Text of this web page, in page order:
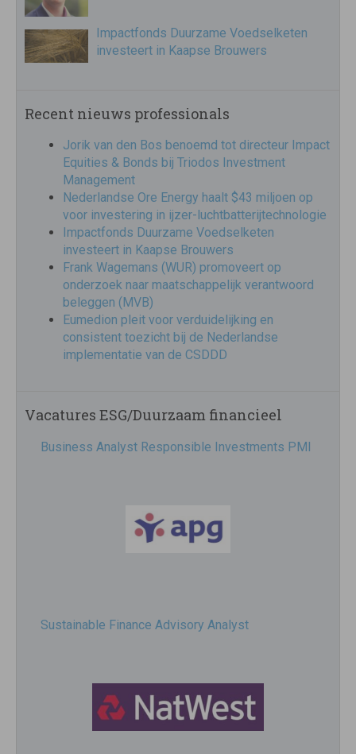
Impactfonds Duurzame Voedselketen
investeert in Kaapse Brouwers
Recent nieuws professionals
Jorik van den Bos benoemd tot directeur Impact
Equities & Bonds bij Triodos Investment
Management
Nederlandse Ore Energy haalt $43 miljoen op
voor investering in ijzer-luchtbatterijtechnologie
Impactfonds Duurzame Voedselketen
investeert in Kaapse Brouwers
Frank Wagemans (WUR) promoveert op
onderzoek naar maatschappelijk verantwoord
beleggen (MVB)
Eumedion pleit voor verduidelijking en
consistent toezicht bij de Nederlandse
implementatie van de CSDDD
Vacatures ESG/Duurzaam financieel
Business Analyst Responsible Investments PMI
Sustainable Finance Advisory Analyst